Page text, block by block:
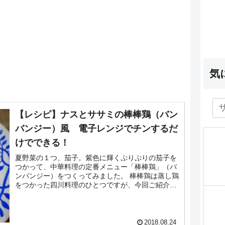
【レシピ】ナスとササミの棒棒鶏（バン
バンジー）風 電子レンジでチンするだ
けでできる！
夏野菜の１つ、茄子。紫色に輝くぷりぷりの茄子を
つかって、中華料理の定番メニュー「棒棒鶏」（バ
ンバンジー）をつくってみました。 棒棒鶏は蒸し鶏
をつかった四川料理のひとつですが、今回ご紹介す
2018.08.24
気